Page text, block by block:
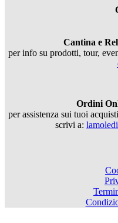
Cantina e
per info su prodotti, tour,
Ordini
per assistenza sui tuoi
scrivi a: